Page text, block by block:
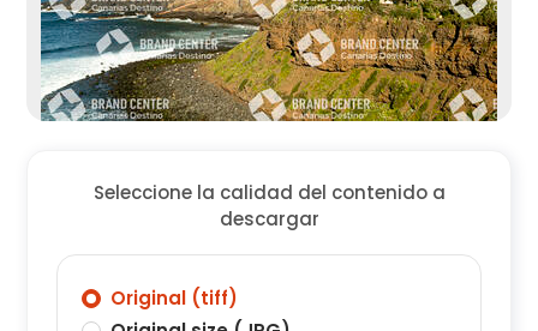
Seleccione la calidad del contenido a
descargar
Original (tiff)